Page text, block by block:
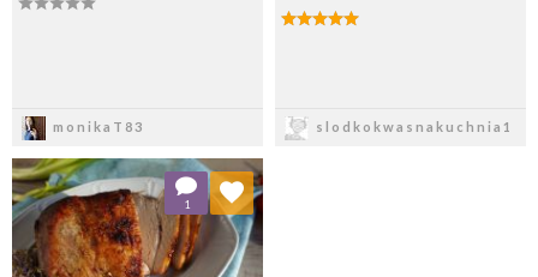
monikaT83 slodkokwasnakuchnia1
1
Dodaj do ulubionych
Wybierz listę: